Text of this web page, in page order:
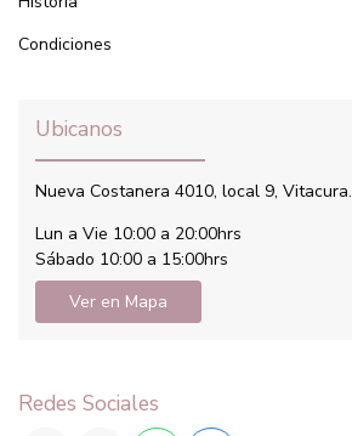
Condiciones
Ubicanos
Nueva Costanera 4010, local 9, Vitacura.
Lun a Vie 10:00 a 20:00hrs
Sábado 10:00 a 15:00hrs
Ver en Mapa
Redes Sociales